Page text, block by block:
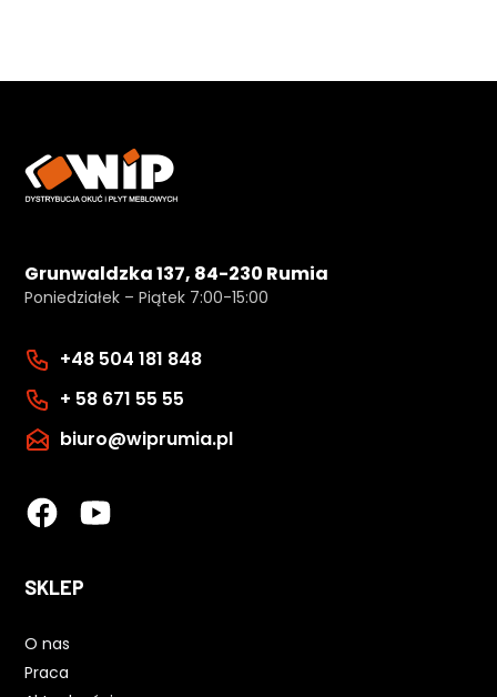
Grunwaldzka 137, 84-230 Rumia
Poniedziałek – Piątek 7:00-15:00
+48 504 181 848
+ 58 671 55 55
biuro@wiprumia.pl
SKLEP
O nas
Praca